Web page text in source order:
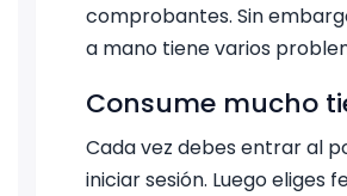
comprobantes. Sin
a mano tiene varios
Consume mucho
Cada vez debes entrar al
iniciar sesión. Luego eliges